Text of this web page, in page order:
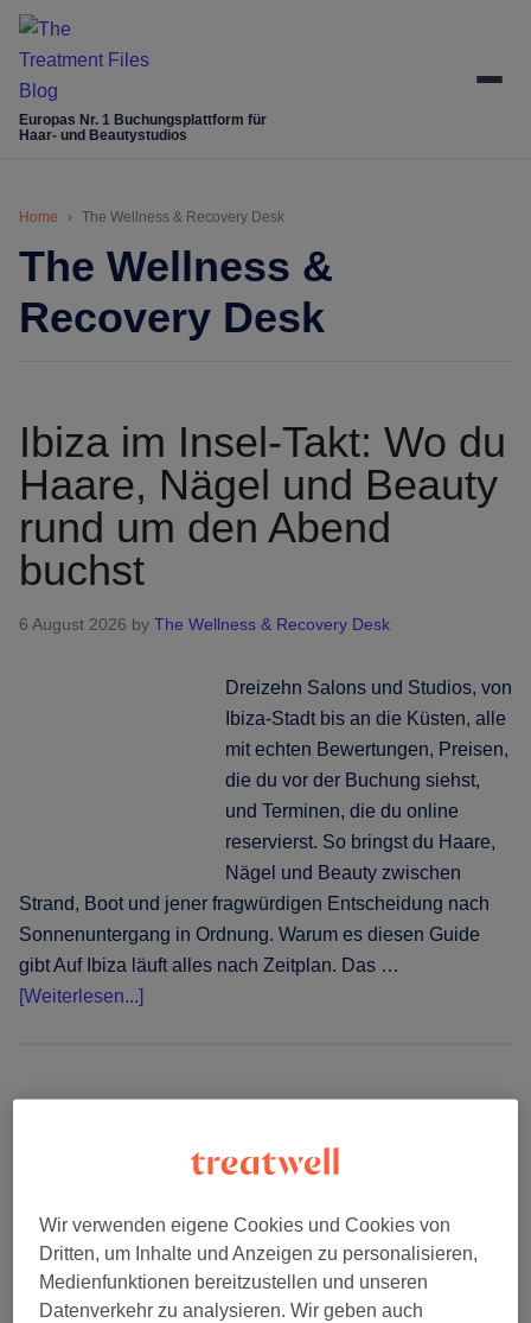
Skip
content
Skip
Zur
Zur
Europas Nr. 1 Buchungsplattform für
Haar- und Beautystudios
Home The Wellness & Recovery Desk
The Wellness &
Recovery Desk
Ibiza im Insel-Takt: Wo du
Haare, Nägel und Beauty
rund um den Abend
buchst
6 August 2026 by The Wellness & Recovery Desk
Dreizehn Salons und Studios, von
Ibiza-Stadt bis an die Küsten, alle
mit echten Bewertungen, Preisen,
die du vor der Buchung siehst,
und Terminen, die du online
reservierst. So bringst du Haare,
Nägel und Beauty zwischen
Strand, Boot und jener fragwürdigen Entscheidung nach
Sonnenuntergang in Ordnung. Warum es diesen Guide
gibt Auf Ibiza läuft alles nach Zeitplan. Das …
[Weiterlesen...]Infos
du
Haare,
Nägel
Eine Insel, fünf Küsten:
Haare, Nägel und Beauty
auf Sardinien buchen
31 Juli 2026byThe Wellness & Recovery Desk
Wir verwenden eigene Cookies und Cookies von
Dritten, um Inhalte und Anzeigen zu personalisieren,
Medienfunktionen bereitzustellen und unseren
Datenverkehr zu analysieren. Wir geben auch